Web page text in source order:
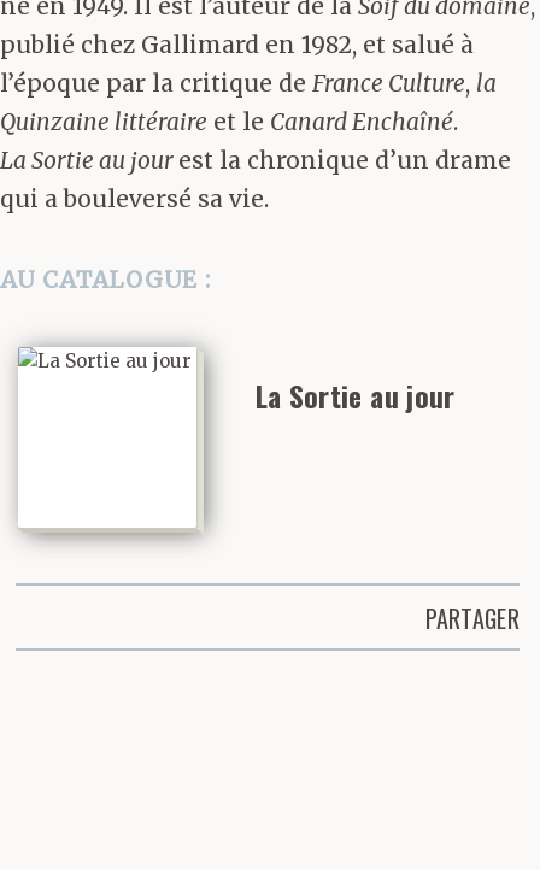
né en 1949. Il est l’auteur de la Soif du domaine,
publié chez Gallimard en 1982, et salué à
l’époque par la critique de France Culture, la
Quinzaine littéraire et le Canard Enchaîné.
La Sortie au jour est la chronique d’un drame
qui a bouleversé sa vie.
AU CATALOGUE :
La Sortie au jour
PARTAGER